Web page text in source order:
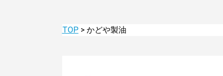
TOP> かどや製油